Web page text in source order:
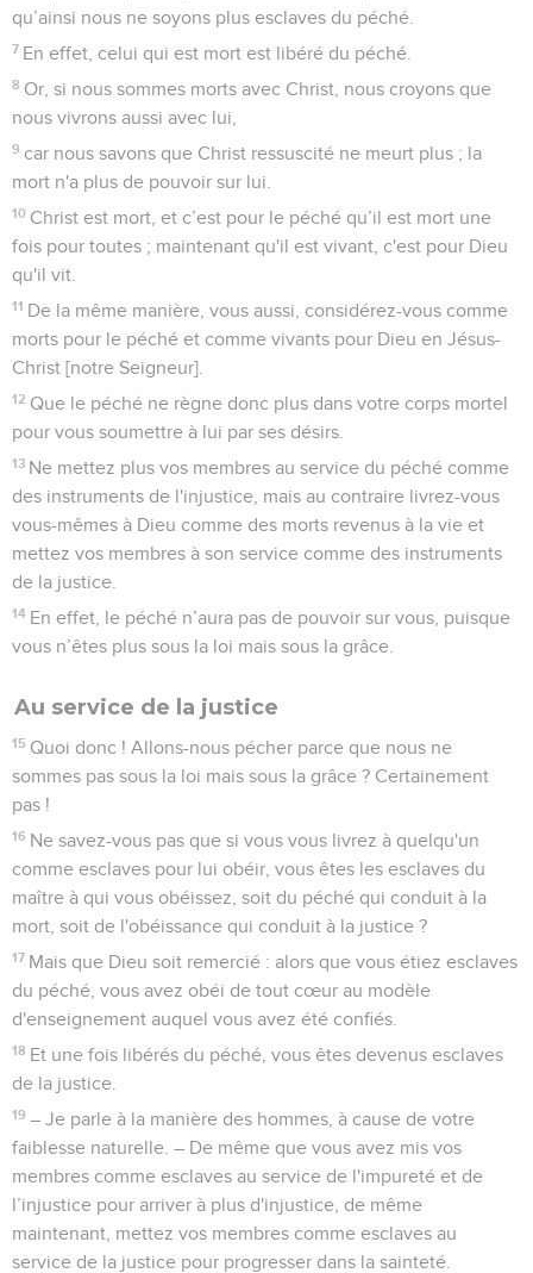
qu’ainsi nous ne soyons plus esclaves du péché.
7 En effet, celui qui est mort est libéré du péché.
8 Or, si nous sommes morts avec Christ, nous croyons que
nous vivrons aussi avec lui,
9 car nous savons que Christ ressuscité ne meurt plus ; la
mort n'a plus de pouvoir sur lui.
10 Christ est mort, et c’est pour le péché qu’il est mort une
fois pour toutes ; maintenant qu'il est vivant, c'est pour Dieu
qu'il vit.
11 De la même manière, vous aussi, considérez-vous comme
morts pour le péché et comme vivants pour Dieu en Jésus-
Christ [notre Seigneur].
12 Que le péché ne règne donc plus dans votre corps mortel
pour vous soumettre à lui par ses désirs.
13 Ne mettez plus vos membres au service du péché comme
des instruments de l'injustice, mais au contraire livrez-vous
vous-mêmes à Dieu comme des morts revenus à la vie et
mettez vos membres à son service comme des instruments
de la justice.
14 En effet, le péché n’aura pas de pouvoir sur vous, puisque
vous n’êtes plus sous la loi mais sous la grâce.
Au service de la justice
15 Quoi donc ! Allons-nous pécher parce que nous ne
sommes pas sous la loi mais sous la grâce ? Certainement
pas !
16 Ne savez-vous pas que si vous vous livrez à quelqu'un
comme esclaves pour lui obéir, vous êtes les esclaves du
maître à qui vous obéissez, soit du péché qui conduit à la
mort, soit de l'obéissance qui conduit à la justice ?
17 Mais que Dieu soit remercié : alors que vous étiez esclaves
du péché, vous avez obéi de tout cœur au modèle
d'enseignement auquel vous avez été confiés.
18 Et une fois libérés du péché, vous êtes devenus esclaves
de la justice.
19 – Je parle à la manière des hommes, à cause de votre
faiblesse naturelle. – De même que vous avez mis vos
membres comme esclaves au service de l'impureté et de
l’injustice pour arriver à plus d'injustice, de même
maintenant, mettez vos membres comme esclaves au
service de la justice pour progresser dans la sainteté.